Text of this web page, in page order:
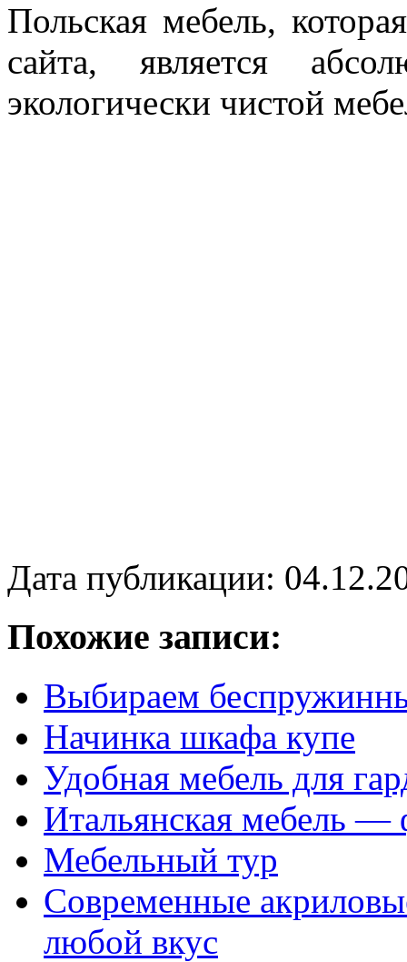
Польская мебель,
сайта, является
экологически чистой
Дата публикации:
Похожие записи:
Выбираем
Начинка шкафа купе
Удобная мебель для
Итальянская мебель
Мебельный тур
Современные
любой вкус